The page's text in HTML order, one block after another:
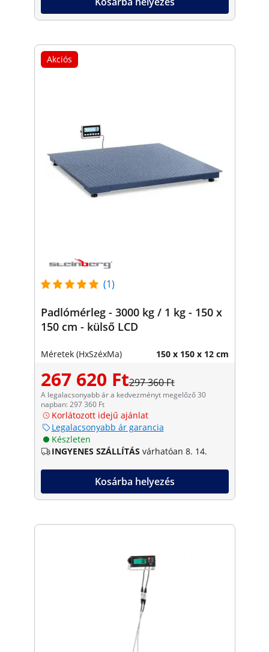
Akciós
(1)
Padlómérleg - 3000 kg / 1 kg - 150 x
150 cm - külső LCD
Méretek (HxSzéxMa) 150 x 150 x 12 cm
267 620 Ft297 360 Ft
A legalacsonyabb ár a kedvezményt megelőző 30
napban: 297 360 Ft
Korlátozott idejű ajánlat
Legalacsonyabb ár garancia
Készleten
INGYENES SZÁLLÍTÁS várhatóan 8. 14.
Kosárba helyezés